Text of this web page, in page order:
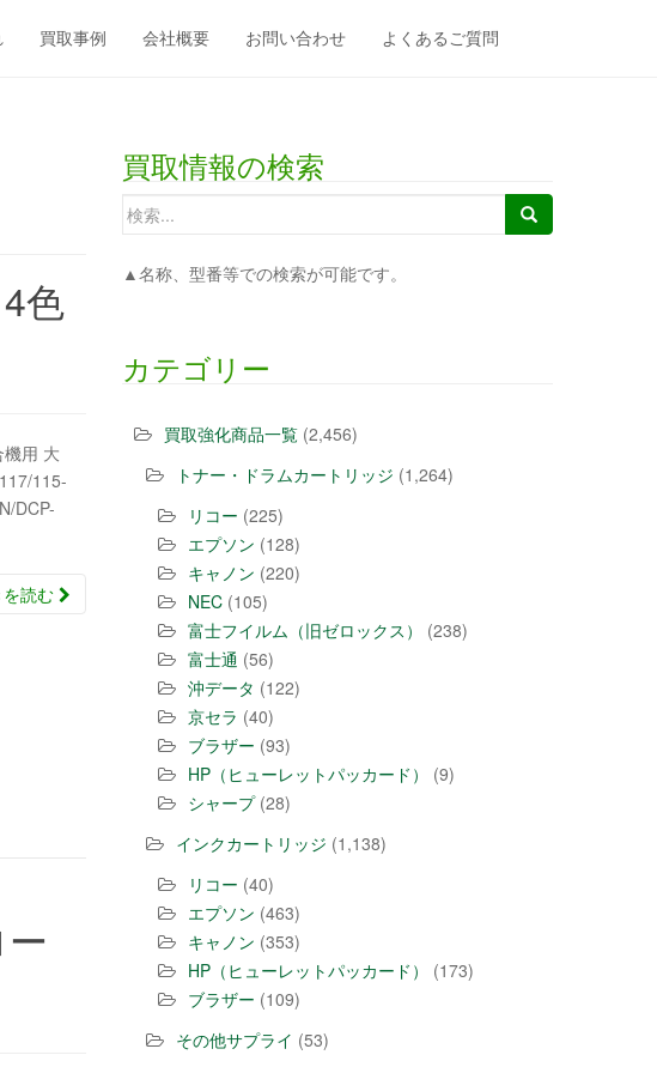
買取事例 会社概要 お問い合わせ よくあるご質問
色
用 大
115-
DCP-
読む
買取情報の検索
検索:
▲名称、型番等での検索が可能です。
カテゴリー
買取強化商品一覧 (2,456)
トナー・ドラムカートリッジ (1,264)
リコー (225)
エプソン (128)
キャノン (220)
NEC (105)
富士フイルム（旧ゼロックス）
(238)
富士通 (56)
沖データ (122)
京セラ (40)
ブラザー (93)
HP（ヒューレットパッカード）
(9)
シャープ(28)
インクカートリッジ (1,138)
リコー (40)
エプソン (463)
キャノン (353)
HP（ヒューレットパッカード）
(173)
ブラザー (109)
その他サプライ (53)